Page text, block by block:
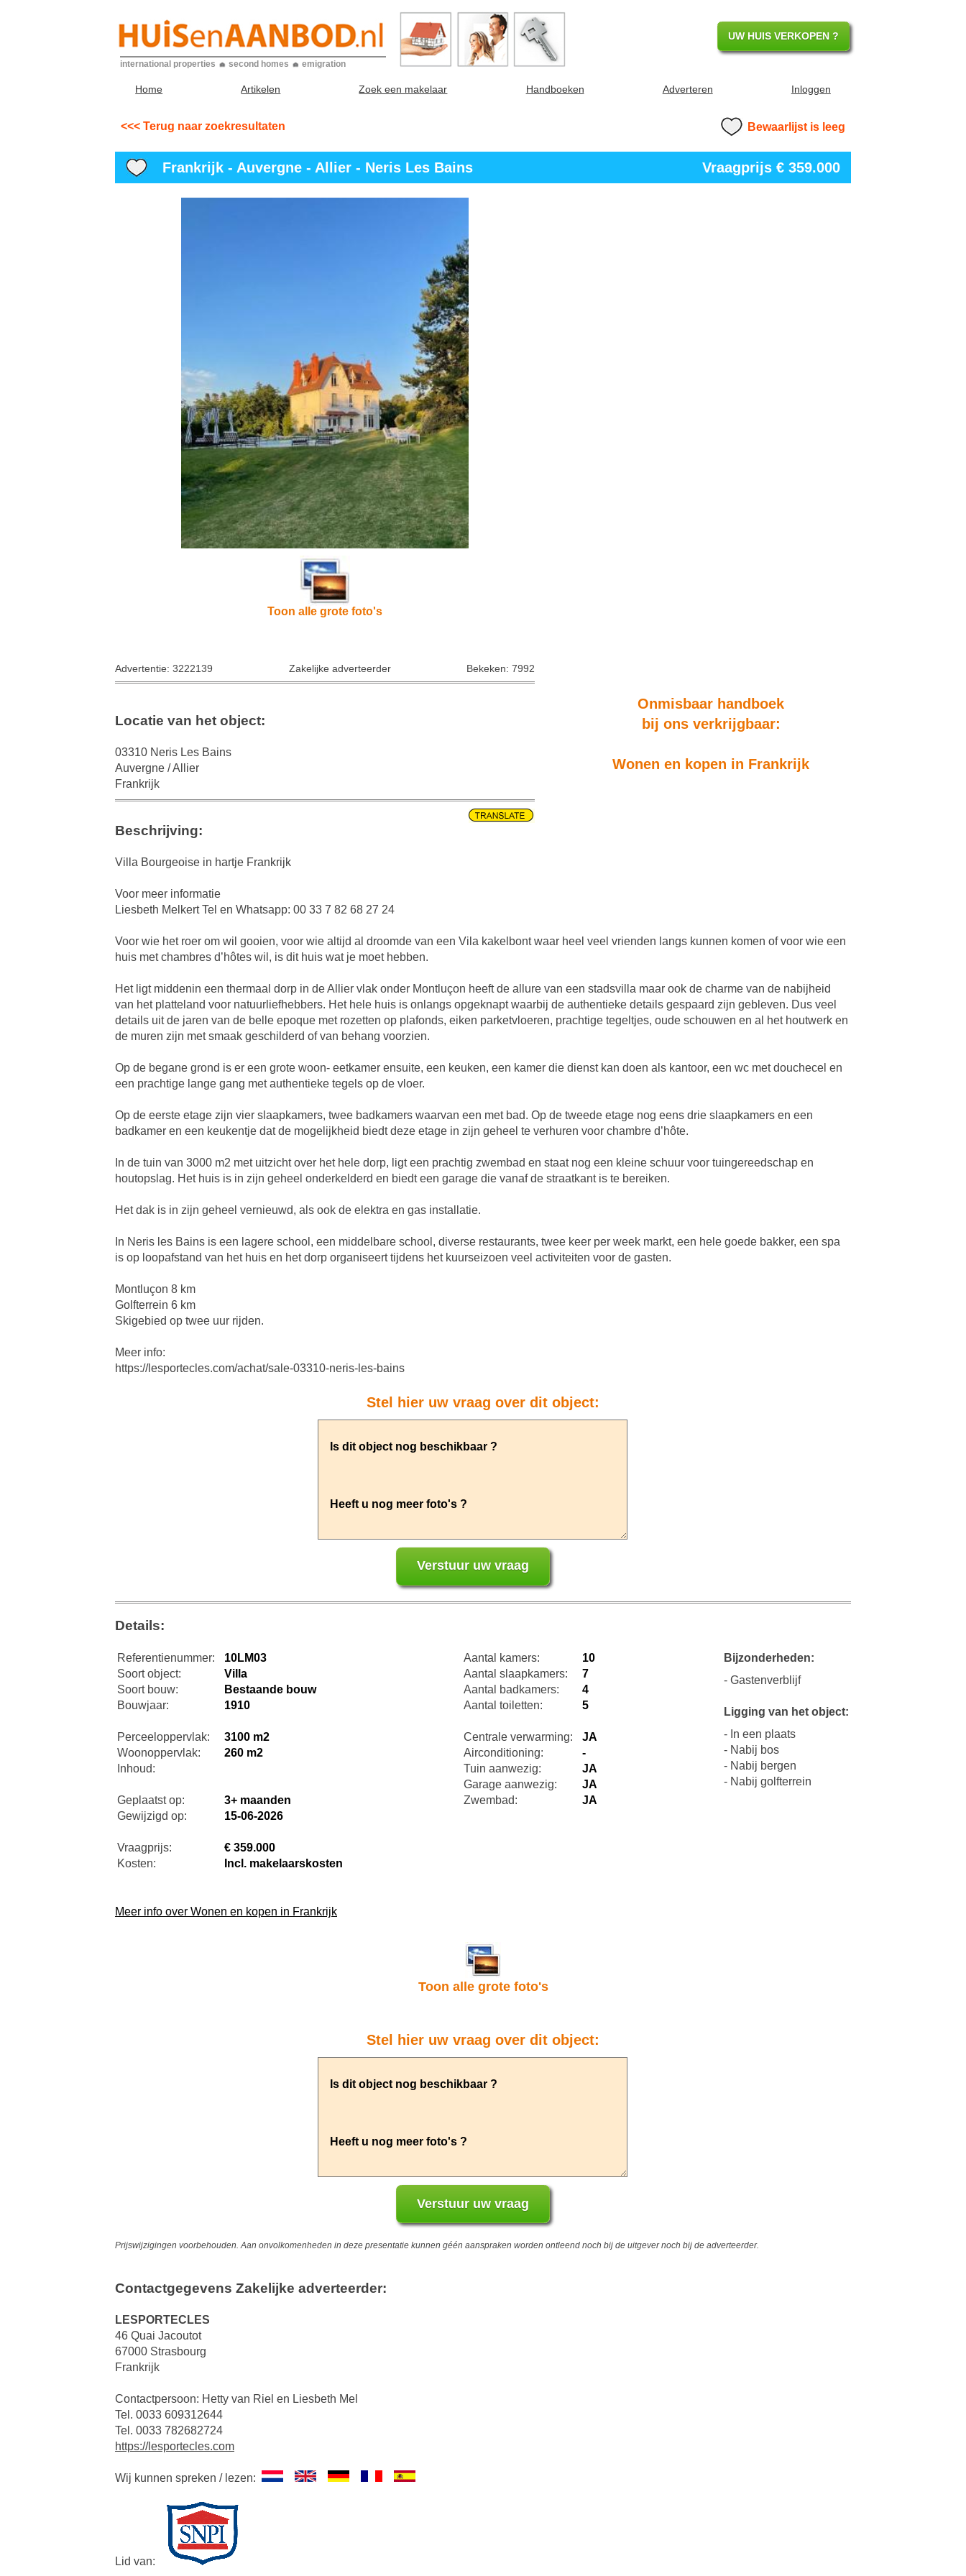
international properties second homes emigration
UW HUIS VERKOPEN ?
Home Artikelen Zoek een makelaar Handboeken Adverteren Inloggen
<<< Terug naar zoekresultaten Bewaarlijst is leeg
Frankrijk - Auvergne - Allier - Neris Les Bains Vraagprijs € 359.000
Toon alle grote foto's
Advertentie: 3222139 Zakelijke adverteerder Bekeken: 7992
Onmisbaar handboek
bij ons verkrijgbaar:
Wonen en kopen in Frankrijk
Locatie van het object:
03310 Neris Les Bains
Auvergne / Allier
Frankrijk
Beschrijving:
Villa Bourgeoise in hartje Frankrijk
Voor meer informatie
Liesbeth Melkert Tel en Whatsapp: 00 33 7 82 68 27 24
Voor wie het roer om wil gooien, voor wie altijd al droomde van een Vila kakelbont waar heel veel vrienden langs kunnen komen of voor wie een
huis met chambres d’hôtes wil, is dit huis wat je moet hebben.
Het ligt middenin een thermaal dorp in de Allier vlak onder Montluçon heeft de allure van een stadsvilla maar ook de charme van de nabijheid
van het platteland voor natuurliefhebbers. Het hele huis is onlangs opgeknapt waarbij de authentieke details gespaard zijn gebleven. Dus veel
details uit de jaren van de belle epoque met rozetten op plafonds, eiken parketvloeren, prachtige tegeltjes, oude schouwen en al het houtwerk en
de muren zijn met smaak geschilderd of van behang voorzien.
Op de begane grond is er een grote woon- eetkamer ensuite, een keuken, een kamer die dienst kan doen als kantoor, een wc met douchecel en
een prachtige lange gang met authentieke tegels op de vloer.
Op de eerste etage zijn vier slaapkamers, twee badkamers waarvan een met bad. Op de tweede etage nog eens drie slaapkamers en een
badkamer en een keukentje dat de mogelijkheid biedt deze etage in zijn geheel te verhuren voor chambre d’hôte.
In de tuin van 3000 m2 met uitzicht over het hele dorp, ligt een prachtig zwembad en staat nog een kleine schuur voor tuingereedschap en
houtopslag. Het huis is in zijn geheel onderkelderd en biedt een garage die vanaf de straatkant is te bereiken.
Het dak is in zijn geheel vernieuwd, als ook de elektra en gas installatie.
In Neris les Bains is een lagere school, een middelbare school, diverse restaurants, twee keer per week markt, een hele goede bakker, een spa
is op loopafstand van het huis en het dorp organiseert tijdens het kuurseizoen veel activiteiten voor de gasten.
Montluçon 8 km
Golfterrein 6 km
Skigebied op twee uur rijden.
Meer info:
https://lesportecles.com/achat/sale-03310-neris-les-bains
Stel hier uw vraag over dit object:
Details:
Referentienummer:
10LM03
Soort object:
Villa
Soort bouw:
Bestaande bouw
Bouwjaar:
1910
Perceeloppervlak:
3100 m2
Woonoppervlak:
260 m2
Inhoud:
Geplaatst op:
3+ maanden
Gewijzigd op:
15-06-2026
Vraagprijs:
€ 359.000
Kosten:
Incl. makelaarskosten
Aantal kamers:
10
Aantal slaapkamers:
7
Aantal badkamers:
4
Aantal toiletten:
5
Centrale verwarming:
JA
Airconditioning:
-
Tuin aanwezig:
JA
Garage aanwezig:
JA
Zwembad:
JA
Bijzonderheden:
- Gastenverblijf
Ligging van het object:
- In een plaats
- Nabij bos
- Nabij bergen
- Nabij golfterrein
Meer info over Wonen en kopen in Frankrijk
Toon alle grote foto's
Stel hier uw vraag over dit object:
Prijswijzigingen voorbehouden. Aan onvolkomenheden in deze presentatie kunnen géén aanspraken worden ontleend noch bij de uitgever noch bij de adverteerder.
Contactgegevens Zakelijke adverteerder:
LESPORTECLES
46 Quai Jacoutot
67000 Strasbourg
Frankrijk
Contactpersoon: Hetty van Riel en Liesbeth Mel
Tel. 0033 609312644
Tel. 0033 782682724
https://lesportecles.com
Wij kunnen spreken / lezen:
Lid van: